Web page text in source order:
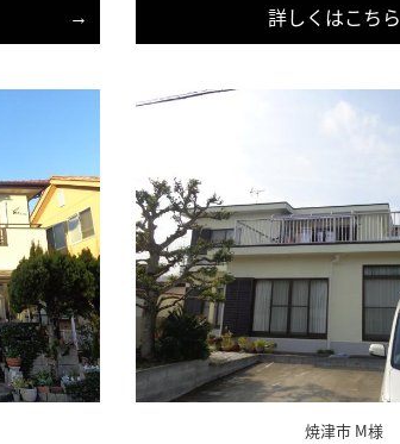
詳しくはこちら
焼津市 M様